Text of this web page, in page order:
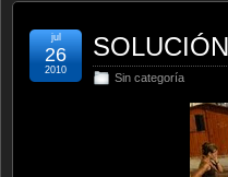
Sin categoría
jul
26
2010